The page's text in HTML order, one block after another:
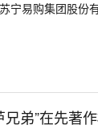
宁易购集团股
兄弟”在先著